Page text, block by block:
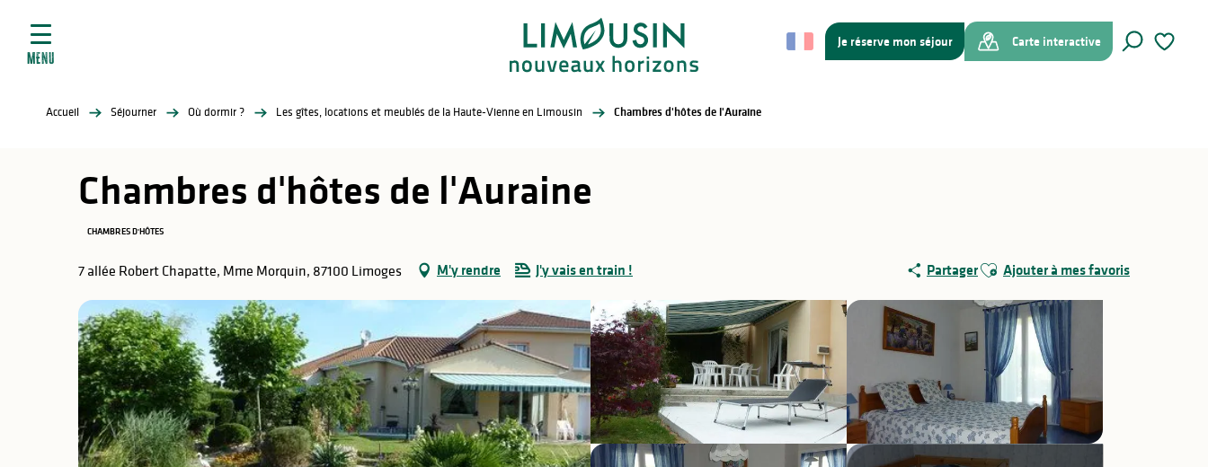
contenu
Je réserve mon séjour
Carte interactive
MENU
Accueil Séjourner Où dormir ? Les gîtes, locations et meublés de la Haute-Vienne en Limousin Chambres d'hôtes de l'Auraine
Chambres d'hôtes de l'Auraine
CHAMBRES D'HÔTES
7 allée Robert Chapatte, Mme Morquin, 87100 Limoges M'y rendre J'y vais en train ! PartagerAjouter aux favoris
Ajouter à mes favoris